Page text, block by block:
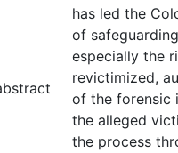
has led the
of
especially the
revictimized,
of the forensic
the alleged
the process